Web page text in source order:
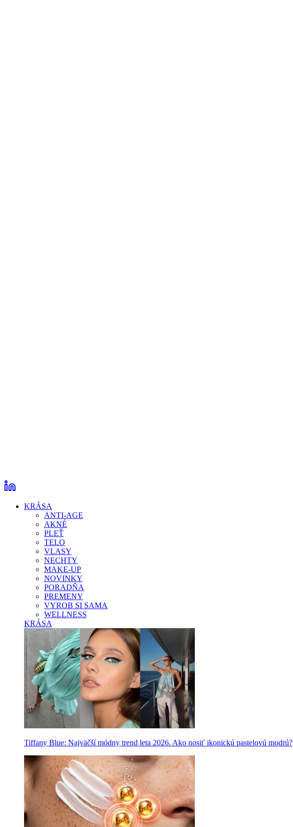
KRÁSA
ANTI-AGE
AKNÉ
PLEŤ
TELO
VLASY
NECHTY
MAKE-UP
NOVINKY
PORADŇA
PREMENY
VYROB SI SAMA
WELLNESS
KRÁSA
Tiffany Blue: Najväčší módny trend leta 2026. Ako nosiť ikonickú pastelovú modrú?